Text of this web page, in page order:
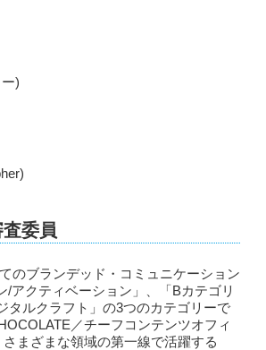
)
委員
のブランデッド・コミュニケーション
アクティベーション」、「Bカテゴリ
タルクラフト」の3つのカテゴリーで
／チーフコンテンツオフィ
まざまな領域の第一線で活躍する